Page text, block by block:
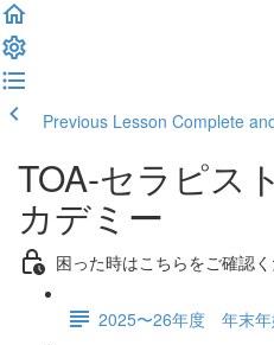
Previous Lesson Complete
TOA-セラピス
カデミー
困った時はこちらをご確認
2025〜26年度 年末年